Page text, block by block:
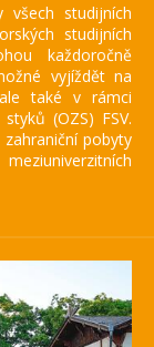
všech studijních
studijních
každoročně
vyjíždět na
také v rámci
(OZS) FSV.
pobyty